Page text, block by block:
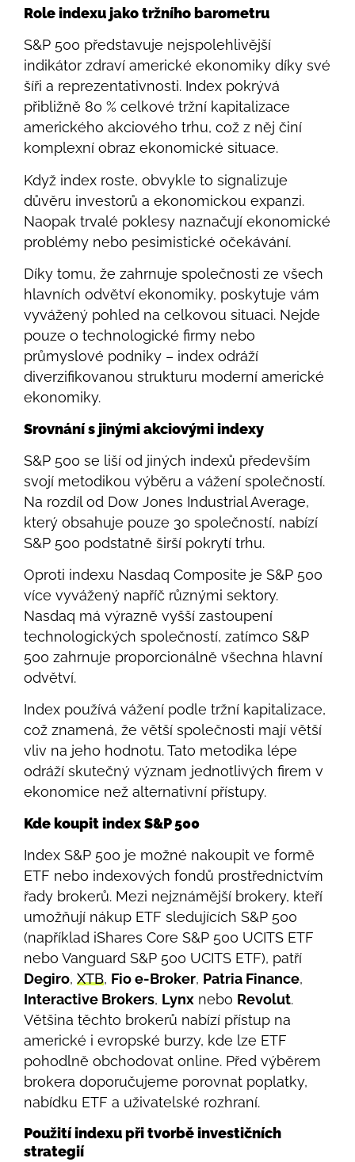
Role indexu jako tržního barometru
S&P 500 představuje nejspolehlivější
indikátor zdraví americké ekonomiky díky své
šíři a reprezentativnosti. Index pokrývá
přibližně 80 % celkové tržní kapitalizace
amerického akciového trhu, což z něj činí
komplexní obraz ekonomické situace.
Když index roste, obvykle to signalizuje
důvěru investorů a ekonomickou expanzi.
Naopak trvalé poklesy naznačují ekonomické
problémy nebo pesimistické očekávání.
Díky tomu, že zahrnuje společnosti ze všech
hlavních odvětví ekonomiky, poskytuje vám
vyvážený pohled na celkovou situaci. Nejde
pouze o technologické firmy nebo
průmyslové podniky – index odráží
diverzifikovanou strukturu moderní americké
ekonomiky.
Srovnání s jinými akciovými indexy
S&P 500 se liší od jiných indexů především
svojí metodikou výběru a vážení společností.
Na rozdíl od Dow Jones Industrial Average,
který obsahuje pouze 30 společností, nabízí
S&P 500 podstatně širší pokrytí trhu.
Oproti indexu Nasdaq Composite je S&P 500
více vyvážený napříč různými sektory.
Nasdaq má výrazně vyšší zastoupení
technologických společností, zatímco S&P
500 zahrnuje proporcionálně všechna hlavní
odvětví.
Index používá vážení podle tržní kapitalizace,
což znamená, že větší společnosti mají větší
vliv na jeho hodnotu. Tato metodika lépe
odráží skutečný význam jednotlivých firem v
ekonomice než alternativní přístupy.
Kde koupit index S&P 500
Index S&P 500 je možné nakoupit ve formě
ETF nebo indexových fondů prostřednictvím
řady brokerů. Mezi nejznámější brokery, kteří
umožňují nákup ETF sledujících S&P 500
(například iShares Core S&P 500 UCITS ETF
nebo Vanguard S&P 500 UCITS ETF), patří
Degiro, XTB, Fio e-Broker, Patria Finance,
Interactive Brokers, Lynx nebo Revolut.
Většina těchto brokerů nabízí přístup na
americké i evropské burzy, kde lze ETF
pohodlně obchodovat online. Před výběrem
brokera doporučujeme porovnat poplatky,
nabídku ETF a uživatelské rozhraní.
Použití indexu při tvorbě investičních
strategií